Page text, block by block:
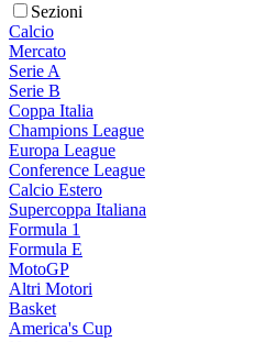
Sezioni
Calcio
Mercato
Serie A
Serie B
Coppa Italia
Champions League
Europa League
Conference League
Calcio Estero
Supercoppa Italiana
Formula 1
Formula E
MotoGP
Altri Motori
Basket
America's Cup